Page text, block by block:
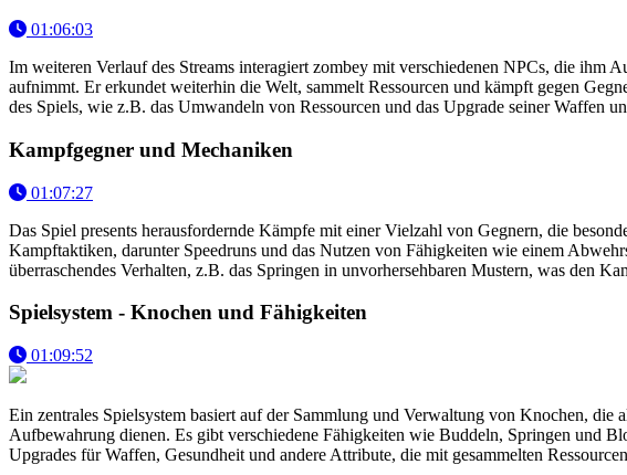
01:06:03
Im weiteren Verlauf des Streams interagiert zombey mit verschiedenen NPCs, die ihm
aufnimmt. Er erkundet weiterhin die Welt, sammelt Ressourcen und kämpft gegen
des Spiels, wie z.B. das Umwandeln von Ressourcen und das Upgrade seiner Waffen
Kampfgegner und Mechaniken
01:07:27
Das Spiel presents herausfordernde Kämpfe mit einer Vielzahl von Gegnern, die
Kampftaktiken, darunter Speedruns und das Nutzen von Fähigkeiten wie einem
überraschendes Verhalten, z.B. das Springen in unvorhersehbaren Mustern, was den
Spielsystem - Knochen und Fähigkeiten
01:09:52
Ein zentrales Spielsystem basiert auf der Sammlung und Verwaltung von Knochen,
Aufbewahrung dienen. Es gibt verschiedene Fähigkeiten wie Buddeln, Springen und
Upgrades für Waffen, Gesundheit und andere Attribute, die mit gesammelten